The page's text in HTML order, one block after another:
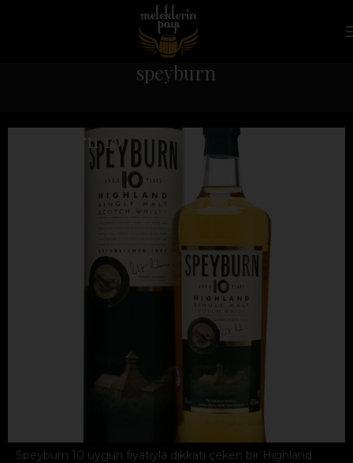
speyburn
Speyburn 10
Speyburn 10 uygun fiyatıyla dikkati çeken bir Highland